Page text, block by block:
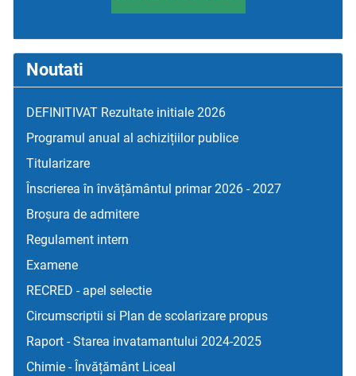
Noutati
DEFINITIVAT Rezultate initiale 2026
Programul anual al achizițiilor publice
Titularizare
Înscrierea în învățământul primar 2026 - 2027
Broșura de admitere
Regulament intern
Examene
RECRED - apel selectie
Circumscriptii si Plan de scolarizare propus
Raport - Starea invatamantului 2024-2025
Chimie - Învățământ Liceal